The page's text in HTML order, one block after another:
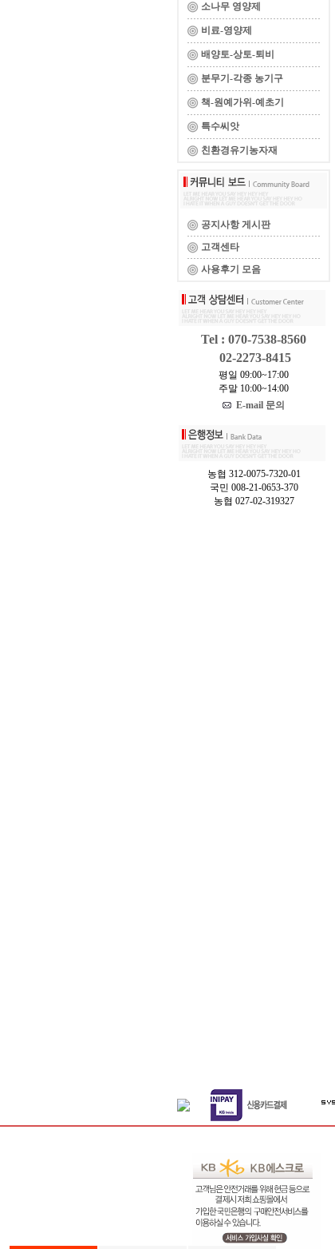
소나무 영양제
비료-영양제
배양토-상토-퇴비
분무기-각종 농기구
책-원예가위-예초기
특수씨앗
친환경유기농자재
공지사항 게시판
고객센타
사용후기 모음
Tel : 070-7538-8560
02-2273-8415
평일 09:00~17:00
주말 10:00~14:00
E-mail 문의
농협 312-0075-7320-01
국민 008-21-0653-370
농협 027-02-319327